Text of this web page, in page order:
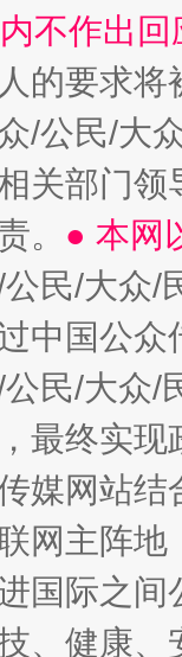
不作出
的要求将
/公民/大
关部门
。 ● 本网
公民/大众
中国公
民/大众
最终实
媒网站
网主阵
国际之
、健康